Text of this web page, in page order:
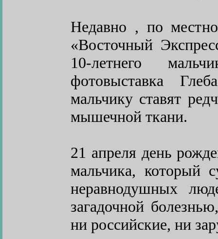
Недавно , по
«Восточный
10-летнего
фотовыставка
мальчику ставят
мышечной ткани.
21 апреля день
мальчика, который
неравнодушных
загадочной
ни российские, ни